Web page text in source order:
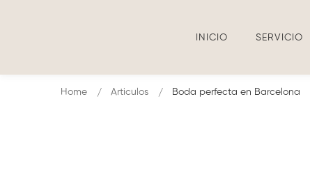
INICIO SERVICIO
Home Articulos Boda perfecta en Barcelona